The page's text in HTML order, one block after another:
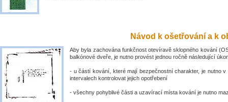
Návod k ošetřování a k
Aby byla zachována funkčnost otevíravě sklopného kování
balkónové dveře, je nutno provést jednou ročně následující
- u částí kování, které mají bezpečnostní charakter, je nutno v
intervalech kontrolovat jejich opotřebení
- všechny pohyblivé části a uzavírací místa kování je nutno